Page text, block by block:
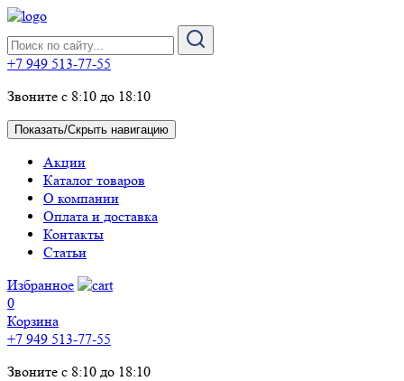
+7 949 513-77-55
Звоните с 8:10 до 18:10
Показать/Скрыть навигацию
Акции
Каталог товаров
О компании
Оплата и доставка
Контакты
Статьи
Избранное
0
Корзина
+7 949 513-77-55
Звоните с 8:10 до 18:10